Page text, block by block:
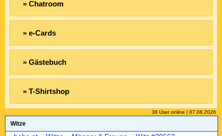
» Chatroom
» e-Cards
» Gästebuch
» T-Shirtshop
38 User online | 07.08.2026
Witze